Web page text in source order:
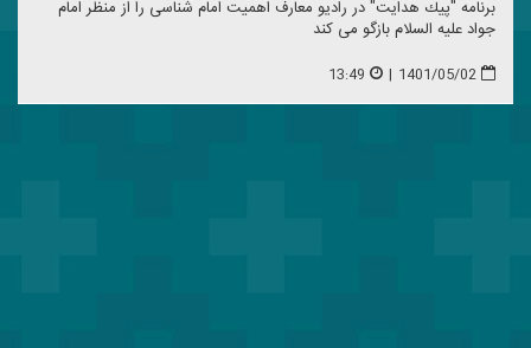
برنامه "پیك هدایت" در رادیو معارف اهمیت امام شناسی را از منظر امام
جواد علیه السلام بازگو می كند
1401/05/02
|
13:49